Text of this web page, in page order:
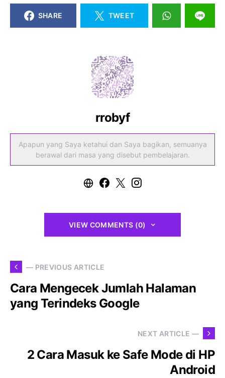
SHARE TWEET
rrobyf
Apapun yang Saya ketahui dan Saya bagikan, semuanya
berawal dari masa yang disebut pembelajaran.
VIEW COMMENTS (0)
— PREVIOUS ARTICLE
Cara Mengecek Jumlah Halaman
yang Terindeks Google
NEXT ARTICLE —
2 Cara Masuk ke Safe Mode di HP
Android